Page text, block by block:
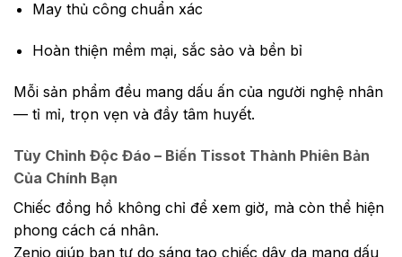
May thủ công chuẩn xác
Hoàn thiện mềm mại, sắc sảo và bền bỉ
Mỗi sản phẩm đều mang dấu ấn của người nghệ nhân
— tỉ mỉ, trọn vẹn và đầy tâm huyết.
Tùy Chỉnh Độc Đáo – Biến Tissot Thành Phiên Bản
Của Chính Bạn
Chiếc đồng hồ không chỉ để xem giờ, mà còn thể hiện
phong cách cá nhân.
Zenio giúp bạn tự do sáng tạo chiếc dây da mang dấu